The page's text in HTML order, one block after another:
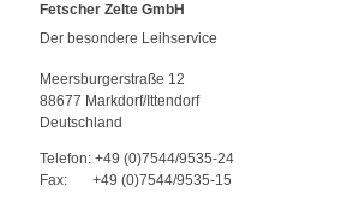
Fetscher Zelte GmbH
Der besondere Leihservice
Meersburgerstraße 12
88677 Markdorf/Ittendorf
Deutschland
Telefon: +49 (0)7544/9535-24
Fax: +49 (0)7544/9535-15